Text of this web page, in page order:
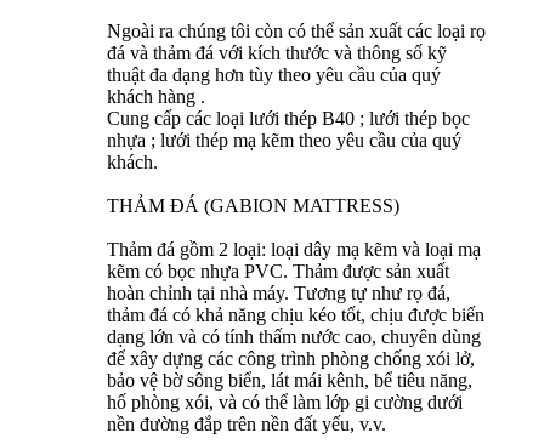
Ngoài ra chúng tôi còn có thể sản xuất các loại rọ
đá và thảm đá với kích thước và thông số kỹ
thuật đa dạng hơn tùy theo yêu cầu của quý
khách hàng .
Cung cấp các loại lưới thép B40 ; lưới thép bọc
nhựa ; lưới thép mạ kẽm theo yêu cầu của quý
khách.
THẢM ĐÁ (GABION MATTRESS)
Thảm đá gồm 2 loại: loại dây mạ kẽm và loại mạ
kẽm có bọc nhựa PVC. Thảm được sản xuất
hoàn chỉnh tại nhà máy. Tương tự như rọ đá,
thảm đá có khả năng chịu kéo tốt, chịu được biến
dạng lớn và có tính thấm nước cao, chuyên dùng
để xây dựng các công trình phòng chống xói lở,
bảo vệ bờ sông biển, lát mái kênh, bể tiêu năng,
hố phòng xói, và có thể làm lớp gi cường dưới
nền đường đắp trên nền đất yếu, v.v.